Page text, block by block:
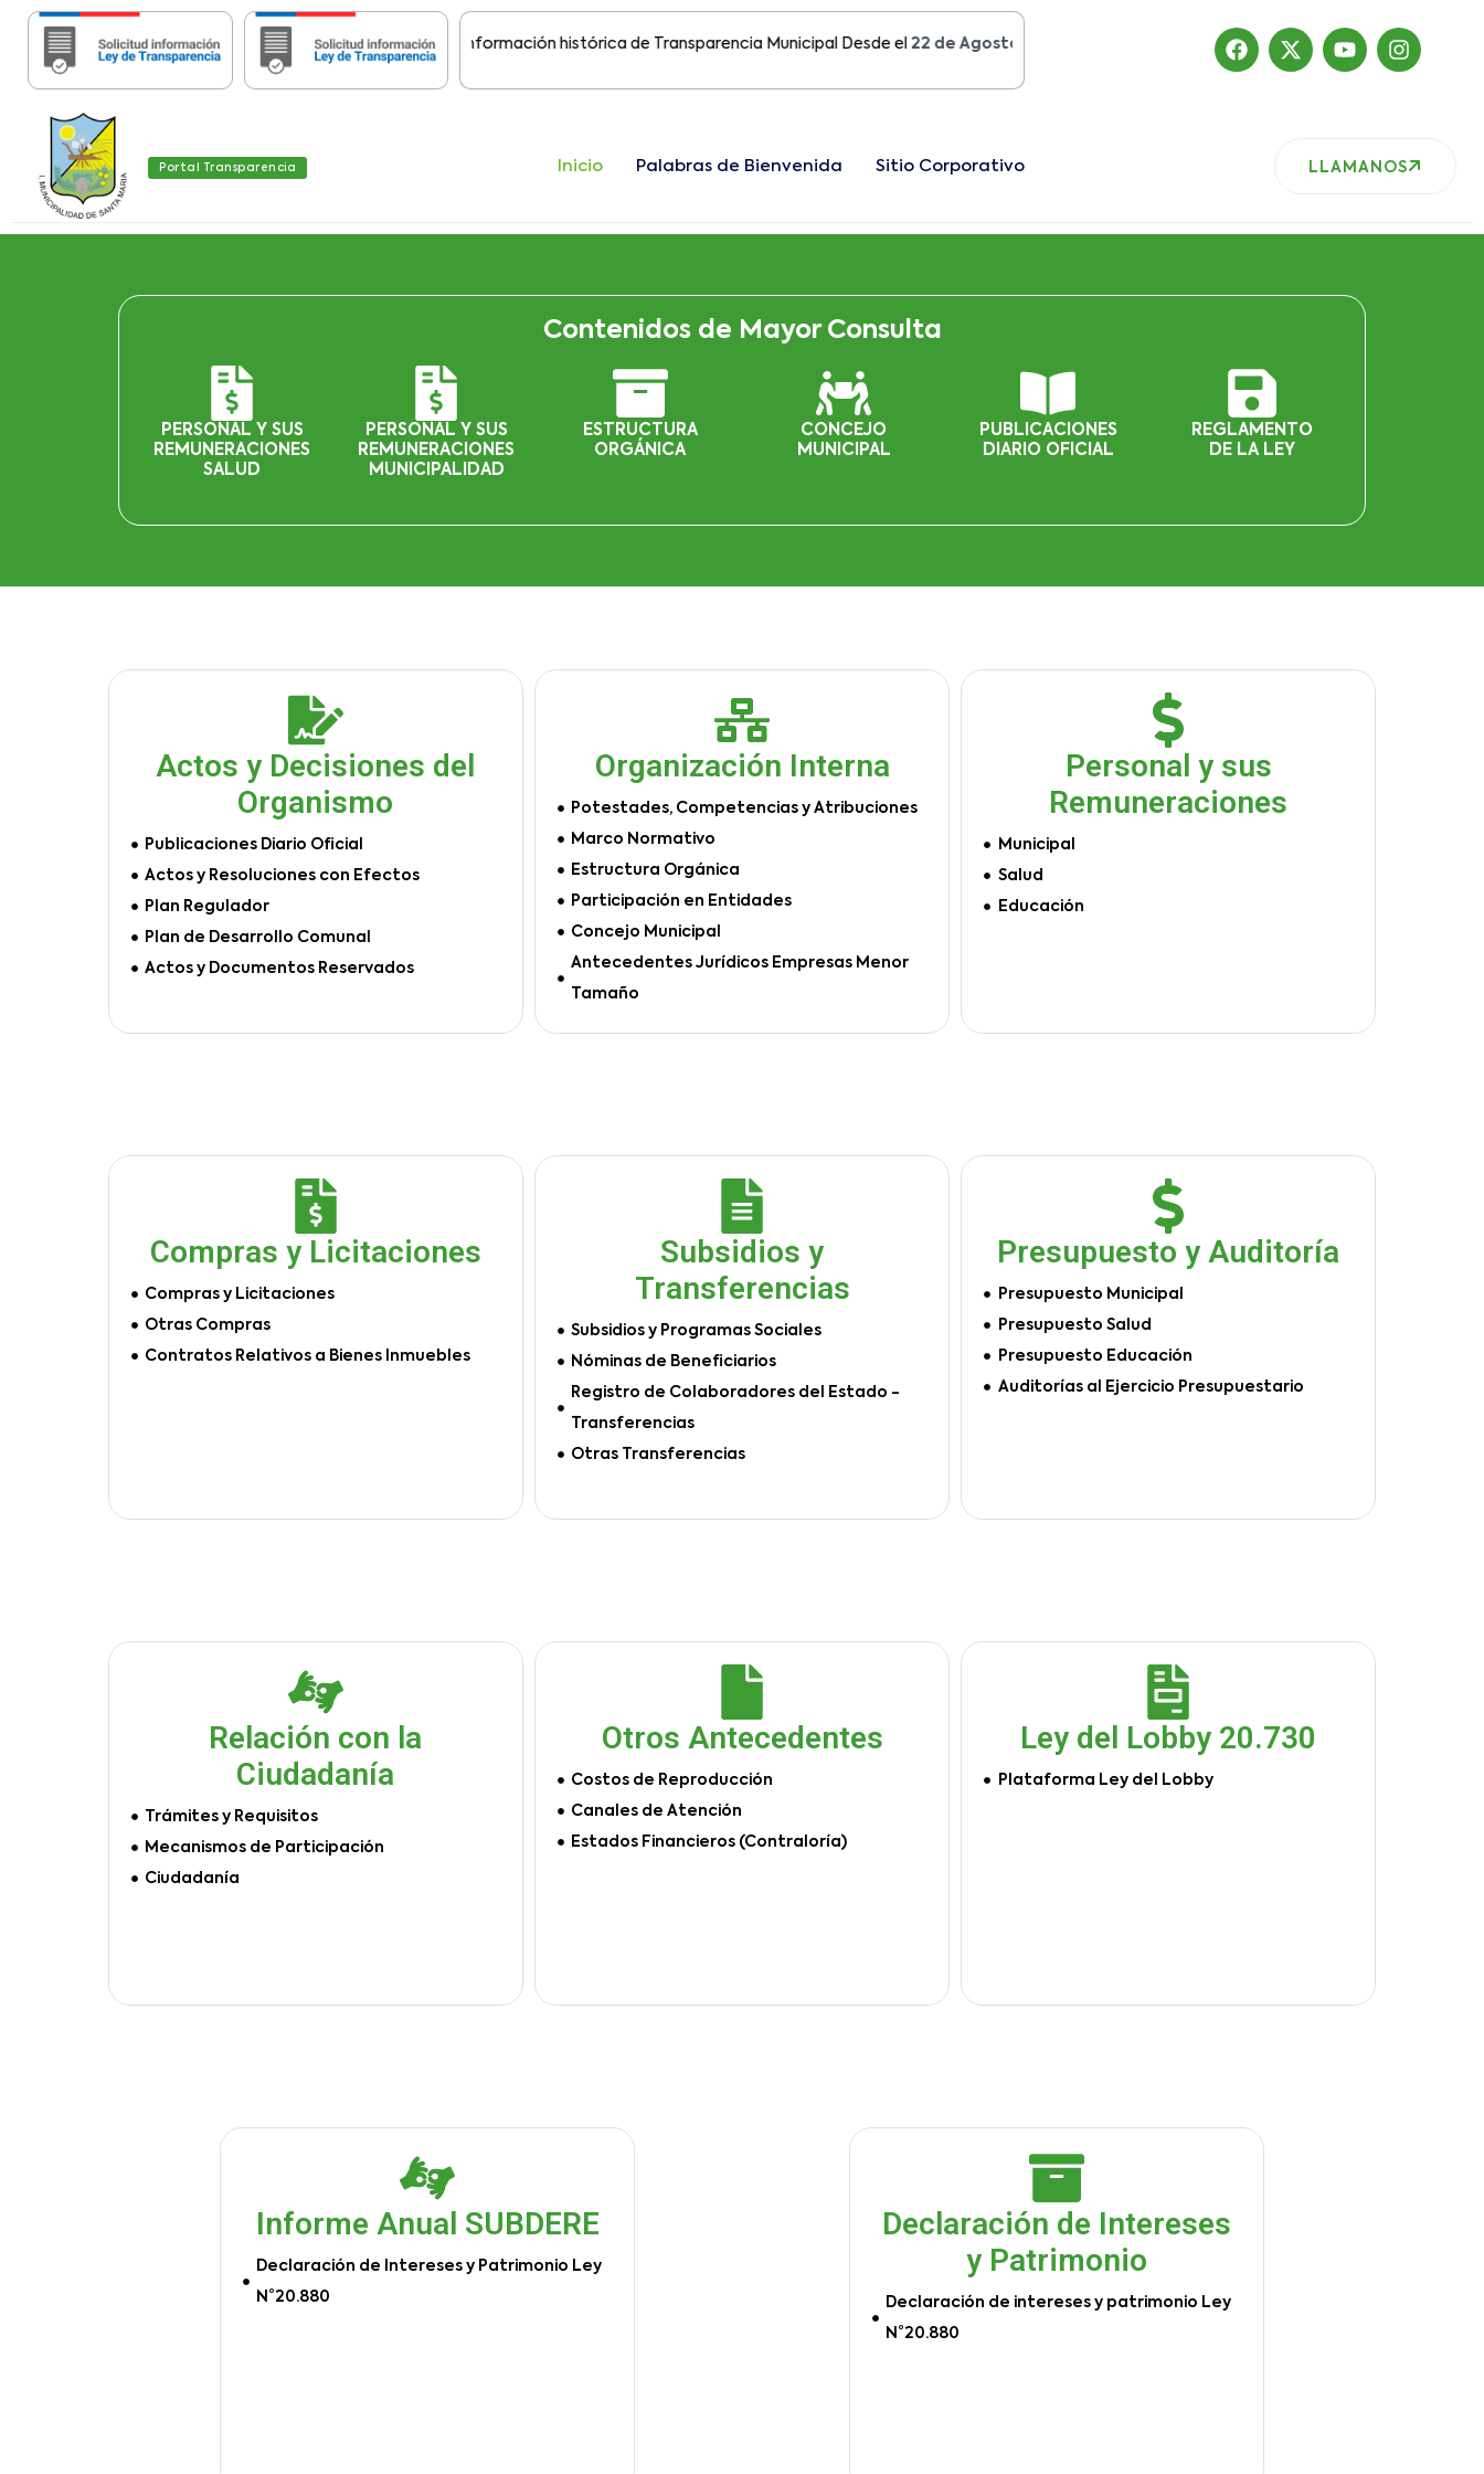
Importante:Estas páginas contienen Información histórica de Transparencia Municipal Desde el22 de Agosto del 2019 , nuestro sitio ha migrado
Portal Transparencia Inicio Palabras de Bienvenida Sitio Corporativo LLAMANOS
Contenidos de Mayor Consulta
PERSONAL Y SUS
REMUNERACIONES
SALUD
PERSONAL Y SUS
REMUNERACIONES
MUNICIPALIDAD
ESTRUCTURA
ORGÁNICA
CONCEJO
MUNICIPAL
PUBLICACIONES
DIARIO OFICIAL
REGLAMENTO
DE LA LEY
Actos y Decisiones del
Organismo
Publicaciones Diario Oficial
Actos y Resoluciones con Efectos
Plan Regulador
Plan de Desarrollo Comunal
Actos y Documentos Reservados
Organización Interna
Potestades, Competencias y Atribuciones
Marco Normativo
Estructura Orgánica
Participación en Entidades
Concejo Municipal
Antecedentes Jurídicos Empresas Menor
Tamaño
Personal y sus
Remuneraciones
Municipal
Salud
Educación
Compras y Licitaciones
Compras y Licitaciones
Otras Compras
Contratos Relativos a Bienes Inmuebles
Subsidios y
Transferencias
Subsidios y Programas Sociales
Nóminas de Beneficiarios
Registro de Colaboradores del Estado -
Transferencias
Otras Transferencias
Presupuesto y Auditoría
Presupuesto Municipal
Presupuesto Salud
Presupuesto Educación
Auditorías al Ejercicio Presupuestario
Relación con la
Ciudadanía
Trámites y Requisitos
Mecanismos de Participación
Ciudadanía
Otros Antecedentes
Costos de Reproducción
Canales de Atención
Estados Financieros (Contraloría)
Ley del Lobby 20.730
Plataforma Ley del Lobby
Informe Anual SUBDERE
Declaración de Intereses y Patrimonio Ley
N°20.880
Declaración de Intereses
y Patrimonio
Declaración de intereses y patrimonio Ley
N°20.880